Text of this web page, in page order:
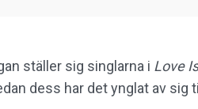
ställer sig singlarna i Love
dess har det ynglat av sig